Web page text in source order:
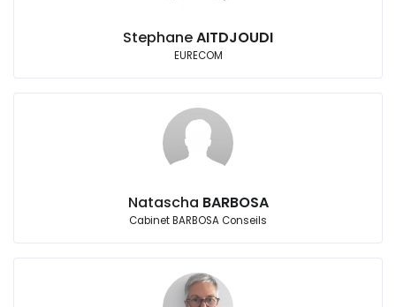
StephaneAITDJOUDI
EURECOM
Natascha BARBOSA
Cabinet BARBOSA Conseils